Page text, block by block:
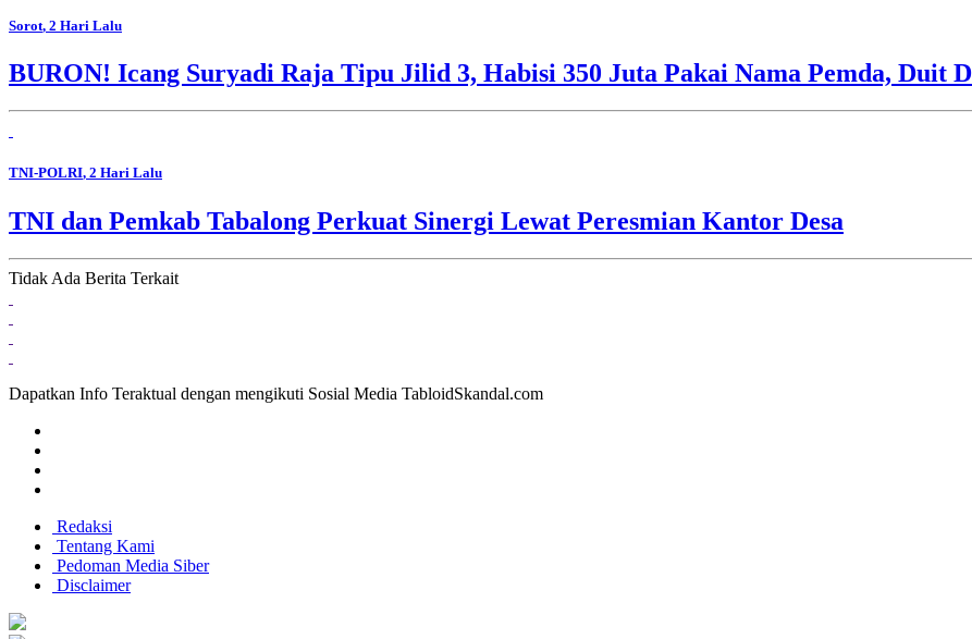
Sorot, 2 Hari Lalu
BURON! Icang Suryadi Raja Tipu Jilid 3, Habisi 350 Juta Pakai Nama Pemda, Duit
TNI-POLRI, 2 Hari Lalu
TNI dan Pemkab Tabalong Perkuat Sinergi Lewat Peresmian Kantor Desa
Tidak Ada Berita Terkait
Dapatkan Info Teraktual dengan mengikuti Sosial Media TabloidSkandal.com
Redaksi
Tentang Kami
Pedoman Media Siber
Disclaimer